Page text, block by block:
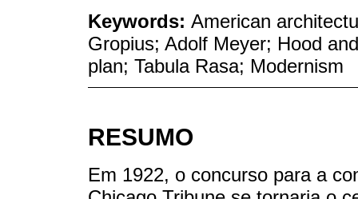
Keywords: American
Gropius; Adolf Meyer; Hood
plan; Tabula Rasa; Modernism
RESUMO
Em 1922, o concurso para a